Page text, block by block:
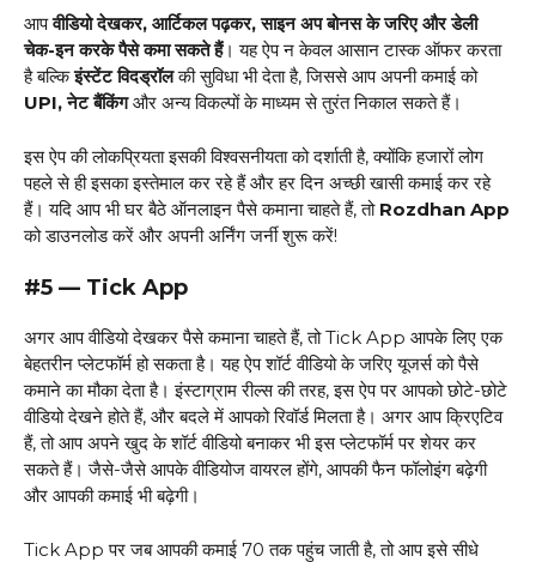
आपवीडियो देखकर, आर्टिकल पढ़कर, साइन अप बोनस के जरिए और डेली
चेक-इन करके पैसे कमा सकते हैं। यह ऐप न केवल आसान टास्क ऑफर करता
है बल्किइंस्टेंट विदड्रॉलकी सुविधा भी देता है, जिससे आप अपनी कमाई को
UPI, नेट बैंकिंगऔर अन्य विकल्पों के माध्यम से तुरंत निकाल सकते हैं।
इस ऐप की लोकप्रियता इसकी विश्वसनीयता को दर्शाती है, क्योंकि हजारों लोग
पहले से ही इसका इस्तेमाल कर रहे हैं और हर दिन अच्छी खासी कमाई कर रहे
हैं। यदि आप भी घर बैठे ऑनलाइन पैसे कमाना चाहते हैं, तो Rozdhan App
को डाउनलोड करें और अपनी अर्निंग जर्नी शुरू करें!
#5 — Tick App
अगर आप वीडियो देखकर पैसे कमाना चाहते हैं, तो Tick App आपके लिए एक
बेहतरीन प्लेटफॉर्म हो सकता है। यह ऐप शॉर्ट वीडियो के जरिए यूजर्स को पैसे
कमाने का मौका देता है। इंस्टाग्राम रील्स की तरह, इस ऐप पर आपको छोटे-छोटे
वीडियो देखने होते हैं, और बदले में आपको रिवॉर्ड मिलता है। अगर आप क्रिएटिव
हैं, तो आप अपने खुद के शॉर्ट वीडियो बनाकर भी इस प्लेटफॉर्म पर शेयर कर
सकते हैं। जैसे-जैसे आपके वीडियोज वायरल होंगे, आपकी फैन फॉलोइंग बढ़ेगी
और आपकी कमाई भी बढ़ेगी।
Tick App पर जब आपकी कमाई ₹70 तक पहुंच जाती है, तो आप इसे सीधे